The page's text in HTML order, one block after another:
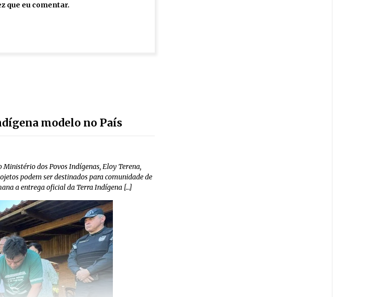
que eu comentar.
modelo no País
dos Povos Indígenas, Eloy Terena,
podem ser destinados para comunidade de
a entrega oficial da Terra Indígena […]